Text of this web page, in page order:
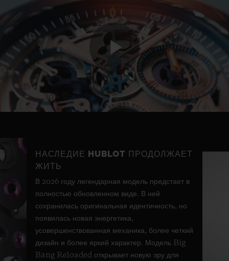
Play
НАСЛЕДИЕ HUBLOT ПРОДОЛЖАЕТ
ЖИТЬ
В 2026 году легендарная модель предстает в
полностью обновленном виде. В ней
сохранилась оригинальная идентичность, но
появилась новая энергетика,
усовершенствованная механика, более четкий
дизайн и более яркий характер. Модель Big
Bang Reloaded открывает новую эру для